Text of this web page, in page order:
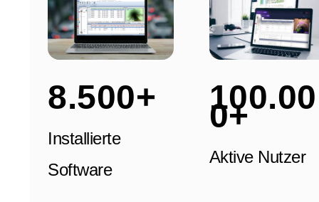
8.500+
Installierte
Software
100.00
0+
Aktive Nutzer